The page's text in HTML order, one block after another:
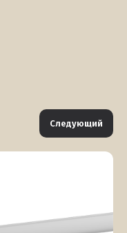
Следующий